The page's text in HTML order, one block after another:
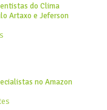
do Clima
Artaxo e Jeferson
no Amazon